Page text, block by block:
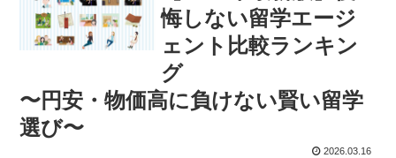
悔しない留学エージ
ェント比較ランキン
グ
〜円安・物価高に負けない賢い留学
選び〜
2026.03.16